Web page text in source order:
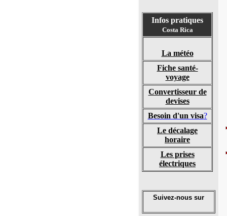
Infos pratiques
Costa Rica
La météo
Fiche santé-
voyage
Convertisseur de
devises
Besoin d'un visa?
Le décalage
horaire
Les prises
électriques
Suivez-nous sur